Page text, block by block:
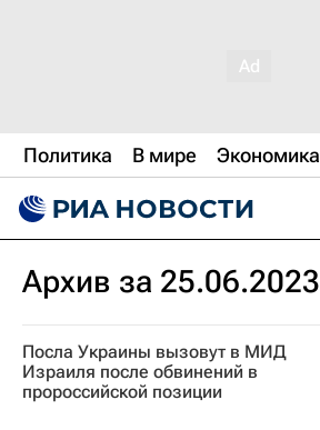
Политика В мире Экономика
Архив за 25.06.2023
Посла Украины вызовут в МИД
Израиля после обвинений в
пророссийской позиции